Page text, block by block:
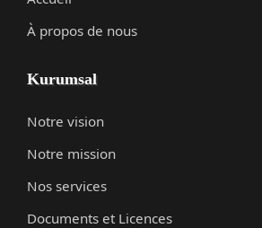
À propos de nous
Kurumsal
Notre vision
Notre mission
Nos services
Documents et Licences